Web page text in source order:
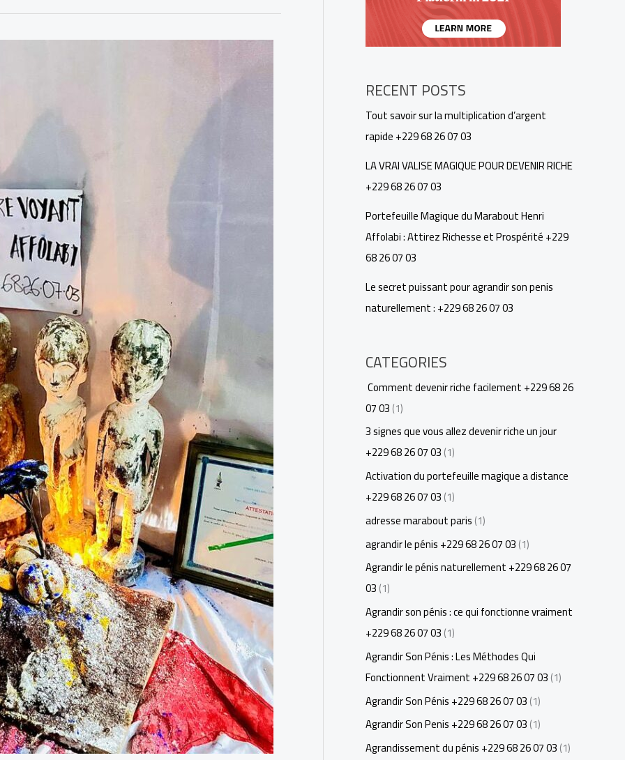
RECENT POSTS
Tout savoir sur la multiplication d’argent
rapide +229 68 26 07 03
LA VRAI VALISE MAGIQUE POUR DEVENIR RICHE
+229 68 26 07 03
Portefeuille Magique du Marabout Henri
Affolabi : Attirez Richesse et Prospérité +229
68 26 07 03
Le secret puissant pour agrandir son penis
naturellement : +229 68 26 07 03
CATEGORIES
Comment devenir riche facilement +229 68 26
07 03(1)
3 signes que vous allez devenir riche un jour
+229 68 26 07 03(1)
Activation du portefeuille magique a distance
+229 68 26 07 03(1)
adresse marabout paris(1)
agrandir le pénis +229 68 26 07 03(1)
Agrandir le pénis naturellement +229 68 26 07
03(1)
Agrandir son pénis : ce qui fonctionne vraiment
+229 68 26 07 03(1)
Agrandir Son Pénis : Les Méthodes Qui
Fonctionnent Vraiment +229 68 26 07 03(1)
Agrandir Son Pénis +229 68 26 07 03(1)
Agrandir Son Penis +229 68 26 07 03(1)
Agrandissement du pénis +229 68 26 07 03(1)